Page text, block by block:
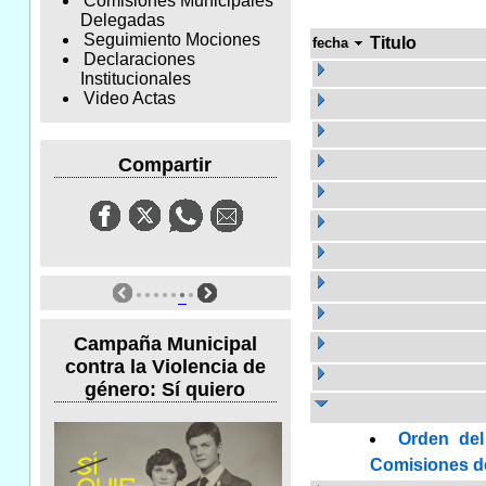
Delegadas
Seguimiento Mociones
Declaraciones
Institucionales
Video Actas
Compartir
Campaña Municipal
contra la Violencia de
género: Sí quiero
fecha Titulo
Orden
Comisiones